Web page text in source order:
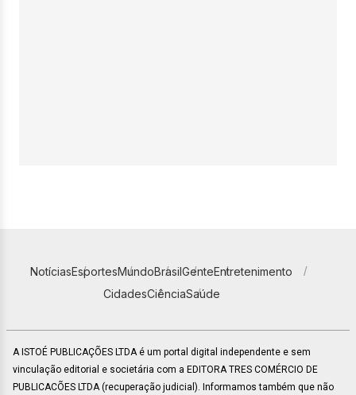
NotíciasEsportesMundoBrasilGenteEntretenimento
CidadesCiênciaSaúde
A ISTOÉ PUBLICAÇÕES LTDA é um portal digital independente e sem
vinculação editorial e societária com a EDITORA TRES COMÉRCIO DE
PUBLICACÕES LTDA (recuperação judicial). Informamos também que não